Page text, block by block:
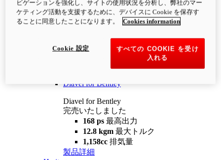
コンフィギュレーター 製品詳細
newV4 RS 100
12.2 kgm
最大トルク
装備重量（燃料を除く）
Diavel for Bentley
Diavel for Bentley
完売いたしました
168 ps 最高出力
12.8 kgm 最大トルク
1,158cc 排気量
製品詳細
ビゲーションを強化し、サイトの使用状況を分析し、弊社のマー
ケティング活動を支援するために、デバイスに Cookie を保存す
ることに同意したことになります。
Cookies information
すべての COOKIE を受け
入れる
Cookie 設定